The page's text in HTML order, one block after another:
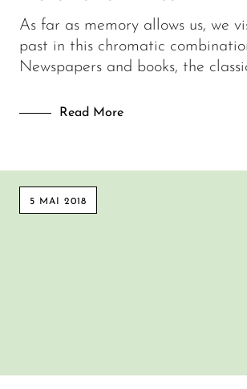
As far as memory allows us, we
past in this chromatic
Newspapers and books, the
Read More
5 MAI 2018